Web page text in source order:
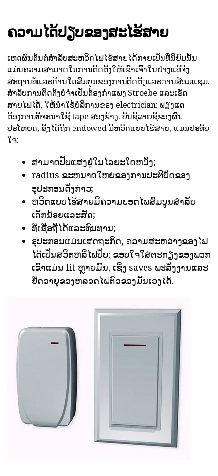
ຄວາມໄດ້ປຽບຂອງສະໄຮ້ສາຍ
ເຫດຜົນຕົ້ນຕໍສໍາລັບສະຫວິດໄຟໄຮ້ສາຍໄດ້ກາຍເປັນທີ່ນິຍົມນັ້ນ
ແມ່ນຄວາມສາມາດໃນການຕິດຕັ້ງໃຫ້ເຂົາເຈົ້າໃນຢ່າງແທ້ຈິງ
ສະຖານທີ່ແລະດ້ານໃດສົມບູນຂອງການຕິດຕັ້ງແລະການສ້ອມແຊມ.
ສໍາລັບການຕິດຕັ້ງບໍ່ຈໍາເປັນຕ້ອງກໍາແພງ Stroebe ແລະເຮັດ
ສາຍໄຟໄດ້, ໃຫ້ນໍາໃຊ້ບໍລິການຂອງ electrician: ພຽງແຕ່
ຕ້ອງການທີ່ຈະນໍາໃຊ້ tape ສອງຂ້າງ. ບັນຊີລາຍຊື່ຂອງຜົນ
ປະໂຫຍດ, ຊຶ່ງໄດ້ຖືກ endowed ມີຫວິດແບບໄຮ້ສາຍ, ແມ່ນປະທັບ
ໃຈ:
ສາມາດປັບແສງຢູ່ໃນໄລຍະໃດຫນຶ່ງ;
radius ຂະຫນາດໃຫຍ່ຂອງການປະຕິບັດຂອງ
ອຸປະກອນດັ່ງກ່າວ;
ຫວິດແບບໄຮ້ສາຍມີຄວາມປອດໄພສົມບູນສໍາລັບ
ເດັກນ້ອຍແລະສັດ;
ທີ່ເຊື່ອຖືໄດ້ແລະທົນທານ;
ອຸປະກອນແມ່ນເສດຖະກິດ, ຄວາມສະຫວ່າງຂອງໄຟ
ໄດ້ເປັນສວິຕຫລີ່ໄຟປັບ; ຂອບໃຈໃສ່ຕະກຽງຂອງພວກ
ເຂົາແມ່ນ lit ຫຼາຍມົນ, ເຊິ່ງ saves ພະລັງງານແລະ
ຍືດອາຍຸຂອງຫລອດໄຟຕົວຂອງມັນເອງໄດ້.